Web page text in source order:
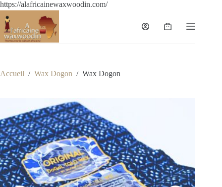
https://alafricainewaxwoodin.com/
Accueil / Wax Dogon / Wax Dogon